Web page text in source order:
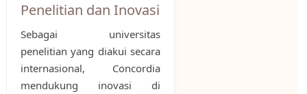
Penelitian dan Inovasi
Sebagai universitas
penelitian yang diakui secara
internasional, Concordia
mendukung inovasi di